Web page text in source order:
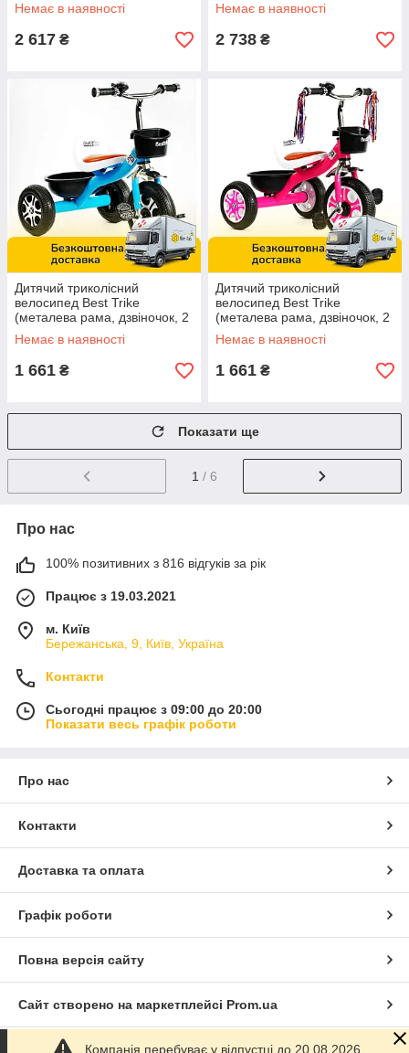
Немає в наявності
2 617 ₴
Немає в наявності
2 738 ₴
Дитячий триколісний
велосипед Best Trike
(металева рама, дзвіночок, 2
кошики) LM-5788 Блакитний
Немає в наявності
1 661 ₴
Дитячий триколісний
велосипед Best Trike
(металева рама, дзвіночок, 2
кошики) LM-1404 Малиновий
Немає в наявності
1 661 ₴
Показати ще
1 / 6
Про нас
100% позитивних з 816 відгуків за рік
Працює з 19.03.2021
м. Київ
Бережанська, 9, Київ, Україна
Контакти
Сьогодні працює з 09:00 до 20:00
Показати весь графік роботи
Про нас
Контакти
Доставка та оплата
Графік роботи
Повна версія сайту
Сайт створено на маркетплейсі Prom.ua
Політика конфіденційності
Компанія перебуває у відпустці до 20.08.2026.